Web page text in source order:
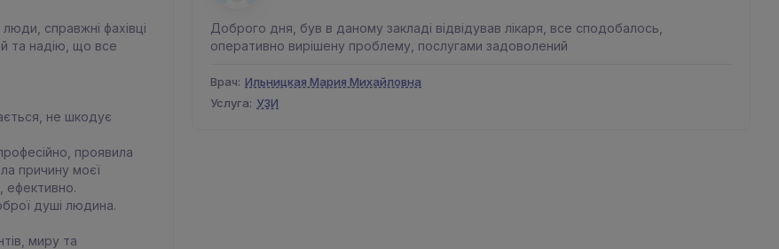
справжні фахівці
та надію, що все
не шкодує
проявила
причину моєї
ефективно.
душі людина.
миру та
Доброго дня, був в даному закладі відвідував лікаря, все сподобалось,
оперативно вирішену проблему, послугами задоволений
Врач: Ильницкая Мария Михайловна
Услуга: УЗИ